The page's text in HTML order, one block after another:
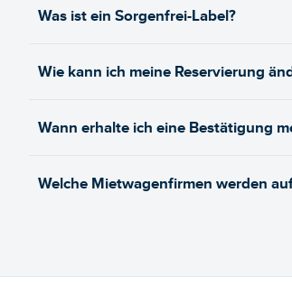
Was ist ein Sorgenfrei-Label?
Wie kann ich meine Reservierung
Wann erhalte ich eine Bestätigung
Welche Mietwagenfirmen werden